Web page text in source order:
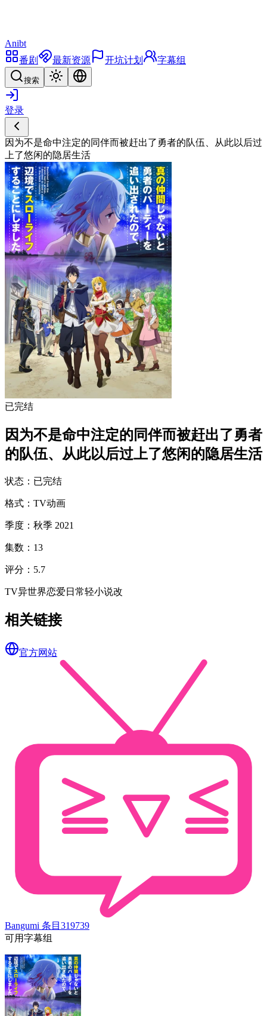
Anibt
番剧
最新资源 开坑计划 字幕组
搜索
登录
因为不是命中注定的同伴而被赶出了勇者的队伍、从此以后过
上了悠闲的隐居生活
已完结
因为不是命中注定的同伴而被赶出了勇者
的队伍、从此以后过上了悠闲的隐居生活
状态 ： 已完结
格式 ： TV动画
季度 ： 秋季 2021
集数 ： 13
评分 ： 5.7
TV异世界恋爱 日常轻小说改
相关链接
官方网站
Bangumi 条目 319739
可用字幕组